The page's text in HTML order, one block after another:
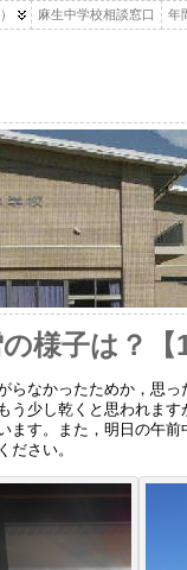
麻生中学校相談窓口 年
様子は？
らなかったためか，思
う少し乾くと思われま
ます。また，明日の午
ださい。